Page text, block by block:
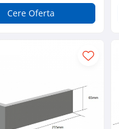
Cere Oferta